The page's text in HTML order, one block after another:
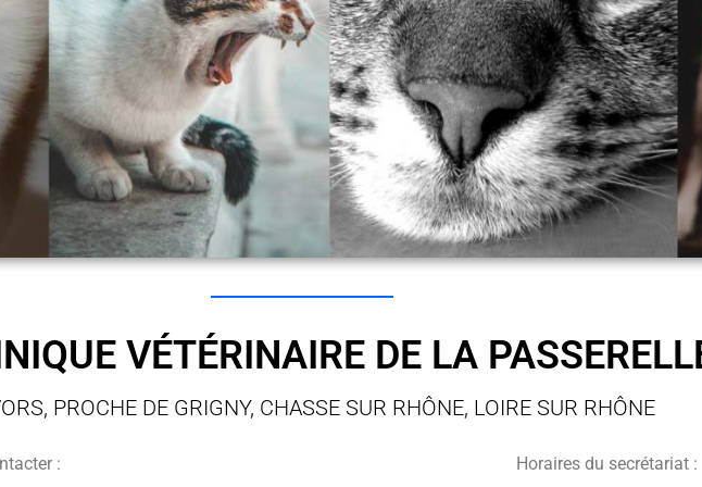
VÉTÉRINAIRE DE LA
PROCHE DE GRIGNY, CHASSE SUR RHÔNE, LOIRE SUR RHÔNE
: Horaires du secrétariat :